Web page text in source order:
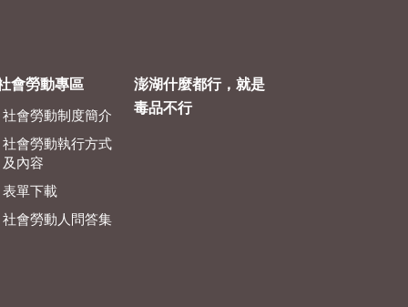
會勞動專區
社會勞動制度簡介
社會勞動執行方式
及內容
表單下載
社會勞動人問答集
澎湖什麼都行，就是
毒品不行